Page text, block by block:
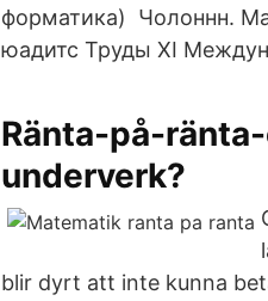
форматика) Чолоннн.
юадитс Труды XI
Ränta-på-
underverk?
blir dyrt att inte kunna